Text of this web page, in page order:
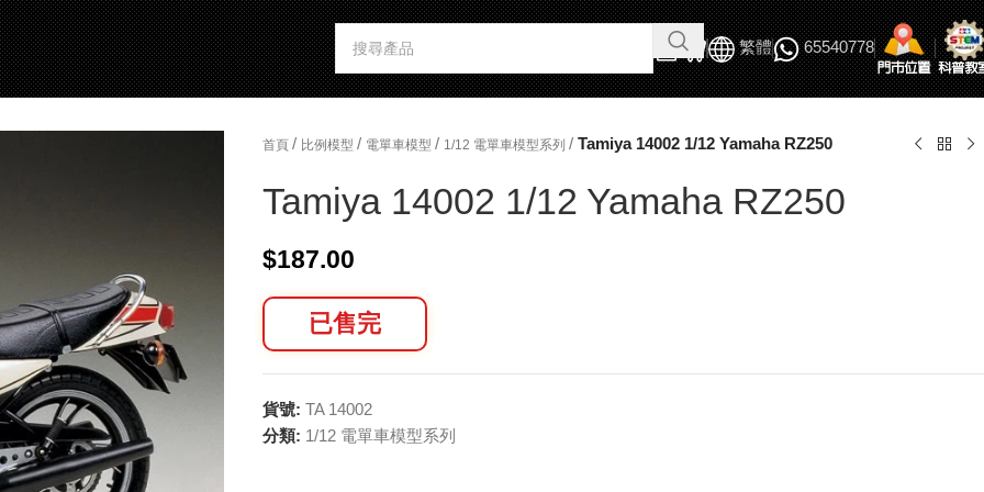
繁體 65540778
首頁 / 比例模型 / 電單車模型 / 1/12 電單車模型系列 / Tamiya 14002 1/12 Yamaha RZ250
Tamiya 14002 1/12 Yamaha RZ250
$187.00
已售完
貨號: TA 14002
分類: 1/12 電單車模型系列